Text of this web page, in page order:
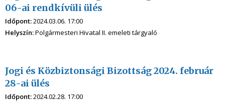
06-ai rendkívüli ülés
Időpont:2024.03.06. 17:00
Helyszín:Polgármesteri Hivatal II. emeleti tárgyaló
Jogi és Közbiztonsági Bizottság 2024. február
28-ai ülés
Időpont:2024.02.28. 17:00